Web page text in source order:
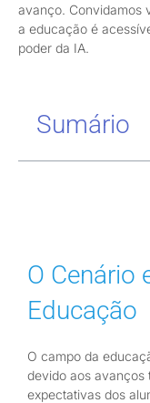
avanço. Convidamos
a educação é
poder da IA.
Sumário
O Cenário
Educação
O campo da
devido aos avanços
expectativas dos